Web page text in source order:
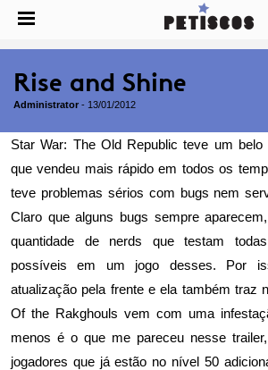
Rise and Shine
Administrator - 13/01/2012
Star War: The Old Republic teve um
que vendeu mais rápido em todos os
teve problemas sérios com bugs nem
Claro que alguns bugs sempre
quantidade de nerds que testam
possíveis em um jogo desses. Por
atualização pela frente e ela também traz
Of the Rakghouls vem com uma
menos é o que me pareceu nesse
jogadores que já estão no nível 50